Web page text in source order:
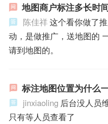
地图商户标注多长时
陈佳祥这个看你做了
动，是做推广，送地图的
请到地图的。
标注地图位置为什么
jinxiaoling 后台没人员
只有等人员查看了